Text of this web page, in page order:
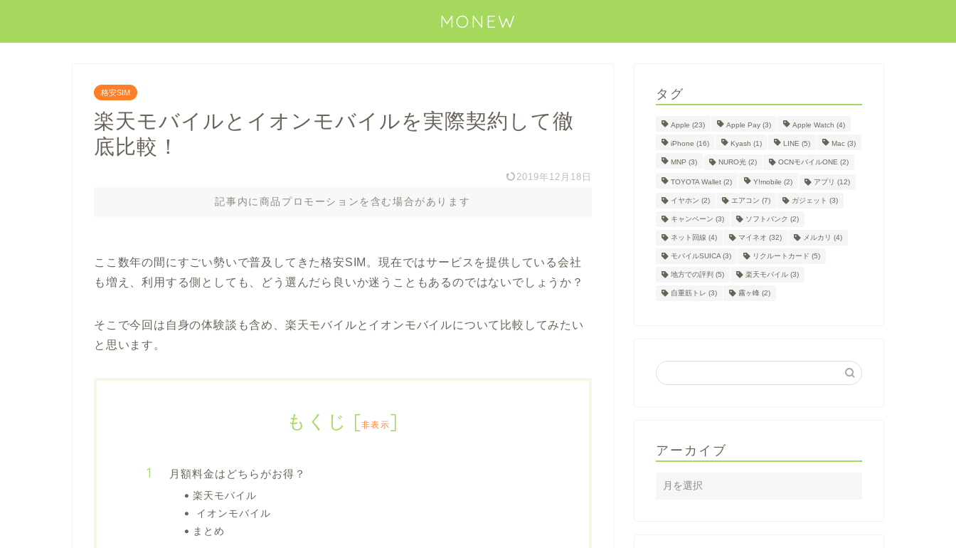
MONEW
格安SIM
楽天モバイルとイオンモバイルを実際契約して徹
底比較！
2019年12月18日
記事内に商品プロモーションを含む場合があります
ここ数年の間にすごい勢いで普及してきた格安SIM。現在ではサービスを提供している会社
も増え、利用する側としても、どう選んだら良いか迷うこともあるのではないでしょうか？
そこで今回は自身の体験談も含め、楽天モバイルとイオンモバイルについて比較してみたい
と思います。
もくじ [非表示]
月額料金はどちらがお得？
楽天モバイル
イオンモバイル
まとめ
タグ
Apple (23) Apple Pay(3) Apple Watch (4)
iPhone (16) Kyash (1) LINE (5) Mac(3)
MNP (3) NURO光(2) OCNモバイルONE (2)
TOYOTA Wallet(2) Y!mobile (2) アプリ (12)
イヤホン (2) エアコン (7) ガジェット (3)
キャンペーン (3) ソフトバンク (2)
ネット回線 (4) マイネオ (32) メルカリ (4)
モバイルSUICA(3) リクルートカード (5)
地方での評判 (5) 楽天モバイル(3)
自重筋トレ (3) 霧ヶ峰(2)
アーカイブ